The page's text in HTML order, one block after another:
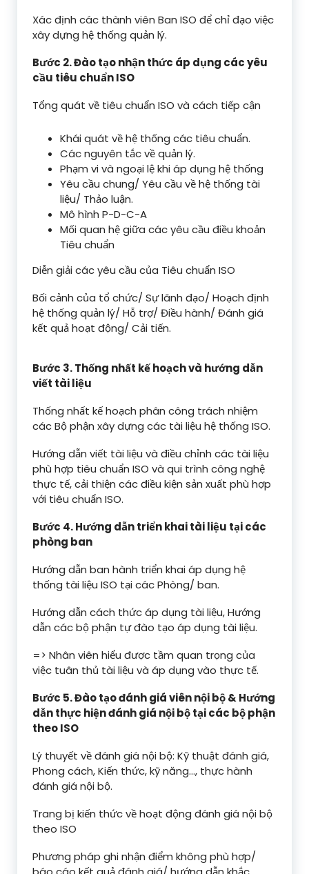
Xác định các thành viên Ban ISO để chỉ đạo việc
xây dựng hệ thống quản lý.
Bước 2. Đào tạo nhận thức áp dụng các yêu
cầu tiêu chuẩn ISO
Tổng quát về tiêu chuẩn ISO và cách tiếp cận
Khái quát về hệ thống các tiêu chuẩn.
Các nguyên tắc về quản lý.
Phạm vi và ngoại lệ khi áp dụng hệ thống
Yêu cầu chung/ Yêu cầu về hệ thống tài
liệu/ Thảo luận.
Mô hình P-D-C-A
Mối quan hệ giữa các yêu cầu điều khoản
Tiêu chuẩn
Diễn giải các yêu cầu của Tiêu chuẩn ISO
Bối cảnh của tổ chức/ Sự lãnh đạo/ Hoạch định
hệ thống quản lý/ Hỗ trợ/ Điều hành/ Đánh giá
kết quả hoạt động/ Cải tiến.
Bước 3. Thống nhất kế hoạch và hướng dẫn
viết tài liệu
Thống nhất kế hoạch phân công trách nhiệm
các Bộ phận xây dựng các tài liệu hệ thống ISO.
Hướng dẫn viết tài liệu và điều chỉnh các tài liệu
phù hợp tiêu chuẩn ISO và qui trình công nghệ
thực tế, cải thiện các điều kiện sản xuất phù hợp
với tiêu chuẩn ISO.
Bước 4. Hướng dẫn triển khai tài liệu tại các
phòng ban
Hướng dẫn ban hành triển khai áp dụng hệ
thống tài liệu ISO tại các Phòng/ ban.
Hướng dẫn cách thức áp dụng tài liệu, Hướng
dẫn các bộ phận tự đào tạo áp dụng tài liệu.
=> Nhân viên hiểu được tầm quan trọng của
việc tuân thủ tài liệu và áp dụng vào thực tế.
Bước 5. Đào tạo đánh giá viên nội bộ& Hướng
dẫn thực hiện đánh giá nội bộ tại các bộ phận
theo ISO
Lý thuyết về đánh giá nội bộ: Kỹ thuật đánh giá,
Phong cách, Kiến thức, kỹ năng…, thực hành
đánh giá nội bộ.
Trang bị kiến thức về hoạt động đánh giá nội bộ
theo ISO
Phương pháp ghi nhận điểm không phù hợp/